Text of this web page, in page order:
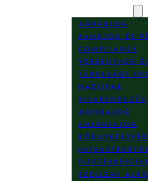
AGRÁRJOG
BANKJOG ÉS
COMPLIANCE
VERSENYJOG
TÁRSASÁGI
HADIIPAR
VITARENDEZÉS
MUNKAJOG
ENERGIAJOG
SZELLEMI